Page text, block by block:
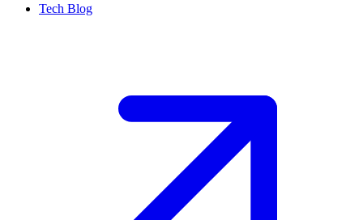
Tech Blog